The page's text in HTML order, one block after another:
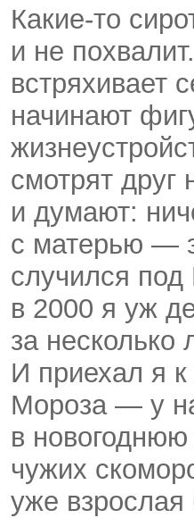
Какие-то
и не
встряхивает
начинают
смотрят друг
и думают:
с матерью —
случился
в 2000 я уж
за
И приехал я
Мороза — у
в
чужих
уже